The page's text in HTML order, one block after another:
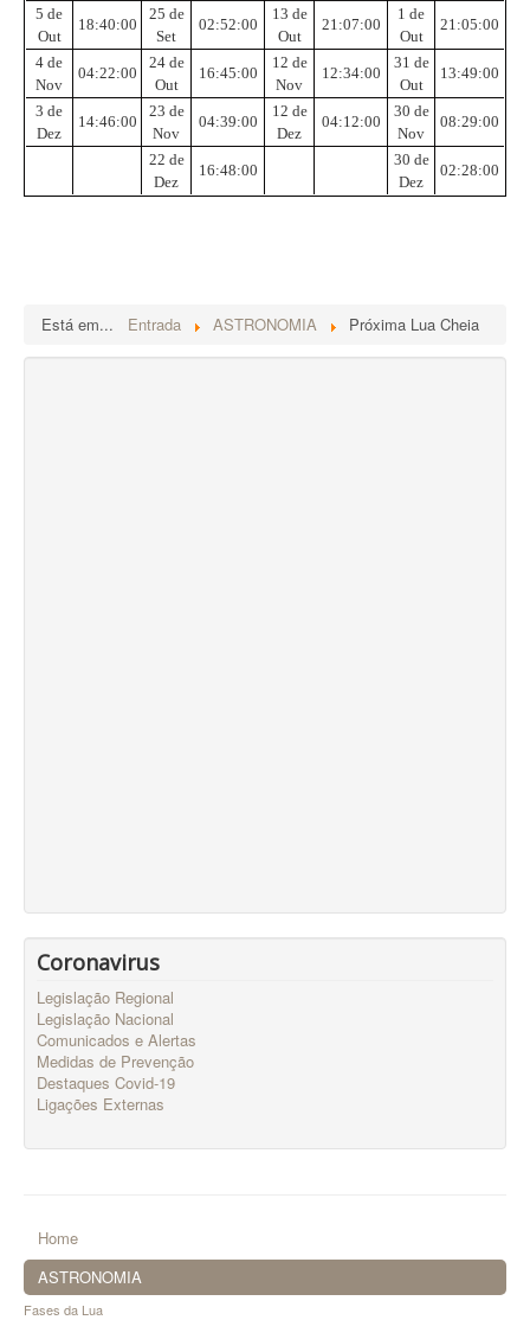
5 de
Out
18:40:00
25 de
Set
02:52:00
13 de
Out
21:07:00
1 de
Out
21:05:00
4 de
Nov
04:22:00
24 de
Out
16:45:00
12 de
Nov
12:34:00
31 de
Out
13:49:00
3 de
Dez
14:46:00
23 de
Nov
04:39:00
12 de
Dez
04:12:00
30 de
Nov
08:29:00
22 de
Dez
16:48:00
30 de
Dez
02:28:00
Está em... Entrada ASTRONOMIA Próxima Lua Cheia
Coronavirus
Legislação Regional
Legislação Nacional
Comunicados e Alertas
Medidas de Prevenção
Destaques Covid-19
Ligações Externas
Home
ASTRONOMIA
Fases da Lua